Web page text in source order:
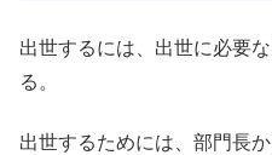
出世するには、出世に必要
る。
出世するためには、部門長